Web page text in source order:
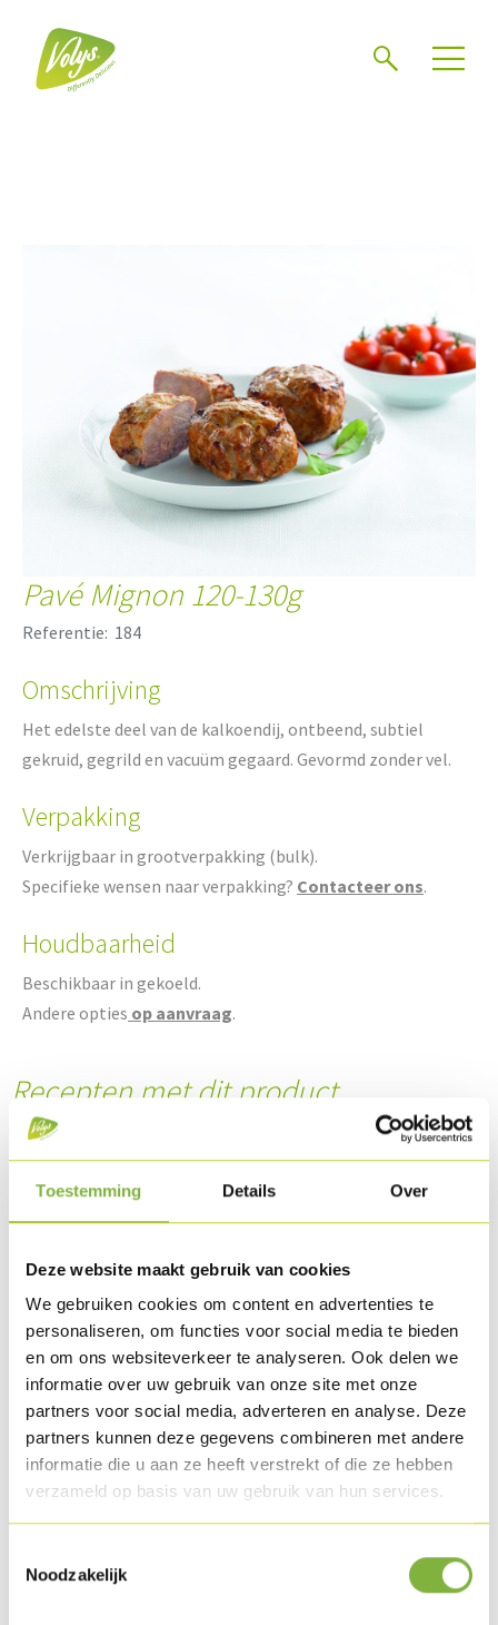
Toestemming Details Over
Deze website maakt gebruik van cookies
We gebruiken cookies om content en advertenties te
personaliseren, om functies voor social media te bieden
en om ons websiteverkeer te analyseren. Ook delen we
informatie over uw gebruik van onze site met onze
partners voor social media, adverteren en analyse. Deze
partners kunnen deze gegevens combineren met andere
informatie die u aan ze heeft verstrekt of die ze hebben
verzameld op basis van uw gebruik van hun services.
Noodzakelijk
Pavé Mignon 120-130g
Referentie: 184
Omschrijving
Het edelste deel van de kalkoendij, ontbeend, subtiel
gekruid, gegrild en vacuüm gegaard. Gevormd zonder vel.
Verpakking
Verkrijgbaar in grootverpakking (bulk).
Specifieke wensen naar verpakking? Contacteer ons.
Houdbaarheid
Beschikbaar in gekoeld.
Andere opties op aanvraag.
Recepten met dit product
Kalkoenpavé met dragonroomsaus, kruidenpuree
& ovengegaarde pompoen